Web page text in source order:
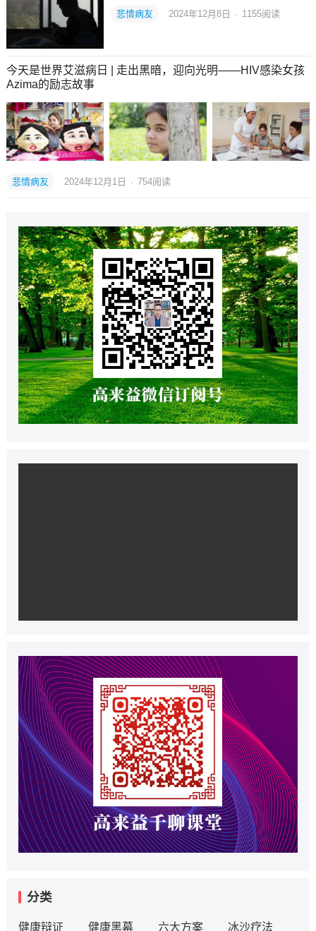
悲情病友 2024年12月8日 · 1155阅读
今天是世界艾滋病日 | 走出黑暗，迎向光明——HIV感染女孩
Azima的励志故事
悲情病友 2024年12月1日 · 754阅读
分类
健康辩证 健康黑幕 六大方案 冰沙疗法